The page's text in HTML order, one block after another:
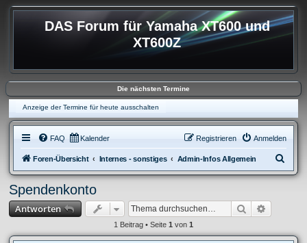
DAS Forum für Yamaha XT600 und
XT600Z
Die nächsten Termine
Anzeige der Termine für heute ausschalten
FAQ Kalender Anmelden
Registrieren
Foren-Übersicht Internes - sonstiges Admin-Infos Allgemein
u
Spendenkonto
Antworten Suche
1 Beitrag • Seite 1 von 1